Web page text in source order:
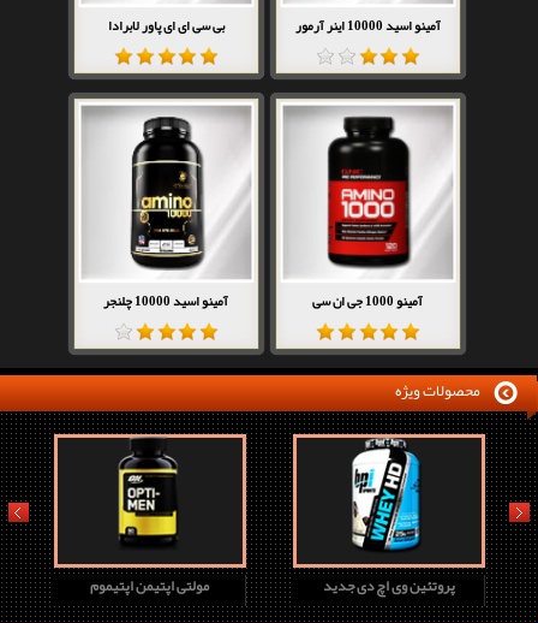
آمینو اسید 10000 اینر آرمور بی سی ای ای پاور لابرادا
آمینو 1000 جی ان سی آمینو اسید 10000 چلنجر
محصولات ویژه
مولتی اپتیمن اپتیموم پروتئین وی اچ دی جدید
prev next